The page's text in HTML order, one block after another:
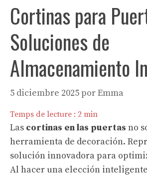
Cortinas para
Soluciones de
Almacenamiento
5 diciembre 2025porEmma
Temps de lecture : 2 min
Las cortinas en las puertas no
herramienta de decoración.
solución innovadora para
Al hacer una elección